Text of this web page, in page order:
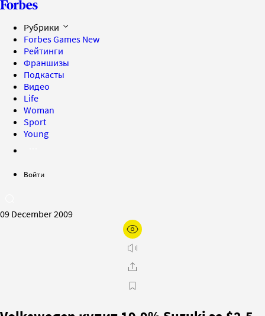
Рубрики
Forbes Games New
Рейтинги
Франшизы
Подкасты
Видео
Life
Woman
Sport
Young
Войти
09 December 2009